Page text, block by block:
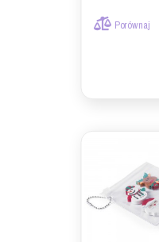
Porównaj